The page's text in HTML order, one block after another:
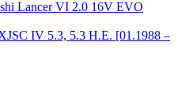
Lancer VI 2.0 16V EVO
IV 5.3, 5.3 H.E. [01.1988 –